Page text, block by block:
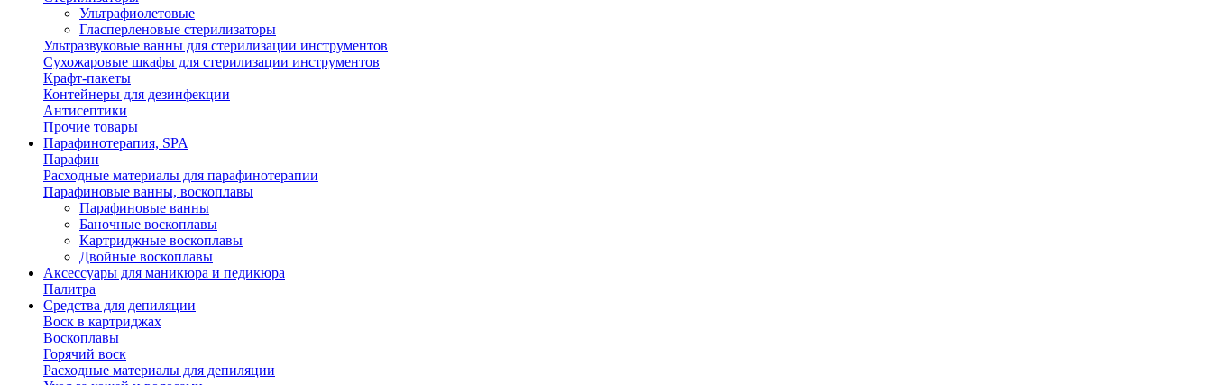
Ультрафиолетовые
Гласперленовые стерилизаторы
Ультразвуковые ванны для стерилизации инструментов
Сухожаровые шкафы для стерилизации инструментов
Крафт-пакеты
Контейнеры для дезинфекции
Антисептики
Прочие товары
Парафинотерапия, SPA
Парафин
Расходные материалы для парафинотерапии
Парафиновые ванны, воскоплавы
Парафиновые ванны
Баночные воскоплавы
Картриджные воскоплавы
Двойные воскоплавы
Аксессуары для маникюра и педикюра
Палитра
Средства для депиляции
Воск в картриджах
Воскоплавы
Горячий воск
Расходные материалы для депиляции